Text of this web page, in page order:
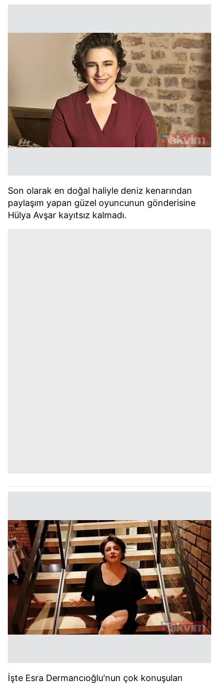
Son olarak en doğal haliyle deniz kenarından
paylaşım yapan güzel oyuncunun gönderisine
Hülya Avşar kayıtsız kalmadı.
İşte Esra Dermancıoğlu'nun çok konuşulan